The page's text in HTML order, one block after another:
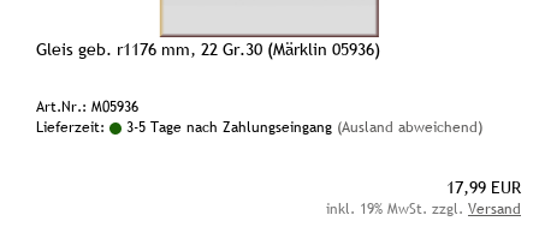
Gleis geb. r1176 mm, 22 Gr.30 (Märklin 05936)
Art.Nr.: M05936
Lieferzeit:
3-5 Tage nach Zahlungseingang (Ausland abweichend)
17,99 EUR
inkl. 19% MwSt. zzgl. Versand